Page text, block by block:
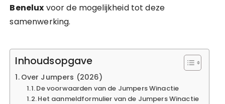
Benelux voor de mogelijkheid tot deze
samenwerking.
Inhoudsopgave
Over Jumpers (2026)
De voorwaarden van de Jumpers Winactie
Het aanmeldformulier van de Jumpers Winactie